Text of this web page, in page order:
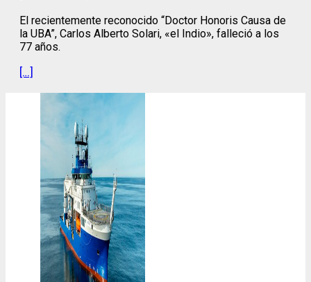
El recientemente reconocido “Doctor Honoris Causa de
la UBA”, Carlos Alberto Solari, «el Indio», falleció a los
77 años.
[…]